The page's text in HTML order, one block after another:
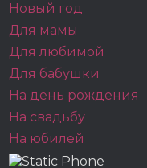
Новый год
Для мамы
Для любимой
Для бабушки
На день рождения
На свадьбу
На юбилей